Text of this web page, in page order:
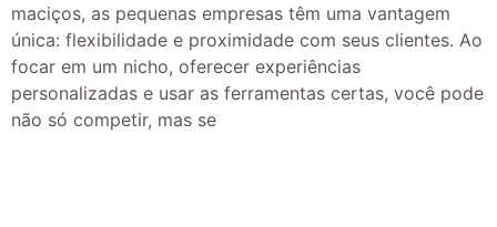
maciços, as pequenas empresas têm uma vantagem
única: flexibilidade e proximidade com seus clientes. Ao
focar em um nicho, oferecer experiências
personalizadas e usar as ferramentas certas, você pode
não só competir, mas se